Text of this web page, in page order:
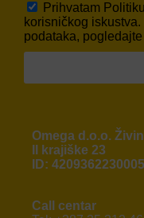
Prihvatam
korisničkog
podataka,
Omega d.o.o.
II krajiške 23
ID: 4209362230005
Call centar